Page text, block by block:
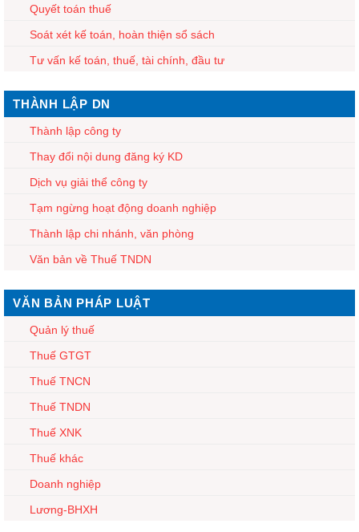
Quyết toán thuế
Soát xét kế toán, hoàn thiện sổ sách
Tư vấn kế toán, thuế, tài chính, đầu tư
THÀNH LẬP DN
Thành lập công ty
Thay đổi nội dung đăng ký KD
Dịch vụ giải thể công ty
Tạm ngừng hoạt động doanh nghiệp
Thành lập chi nhánh, văn phòng
Văn bản về Thuế TNDN
VĂN BẢN PHÁP LUẬT
Quản lý thuế
Thuế GTGT
Thuế TNCN
Thuế TNDN
Thuế XNK
Thuế khác
Doanh nghiệp
Lương-BHXH